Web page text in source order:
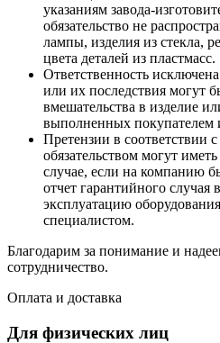
указаниям завода-
обязательство не
лампы, изделия из стекла,
цвета деталей из пластмасс.
Ответственность
или их последствия могут
вмешательства в изделие
выполненных покупателем
Претензии в соответствии
обязательством могут
случае, если на компанию
отчет гарантийного случая
эксплуатацию
специалистом.
Благодарим за понимание и
сотрудничество.
Оплата и доставка
Для физических лиц